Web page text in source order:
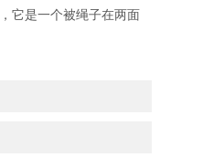
它是一个被绳子在两面